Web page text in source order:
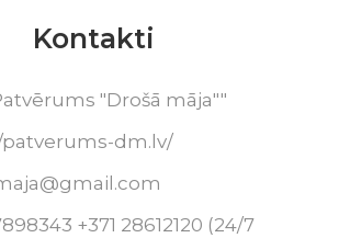
Kontakti
"Drošā māja""
dm.lv/
+371 28612120 (24/7